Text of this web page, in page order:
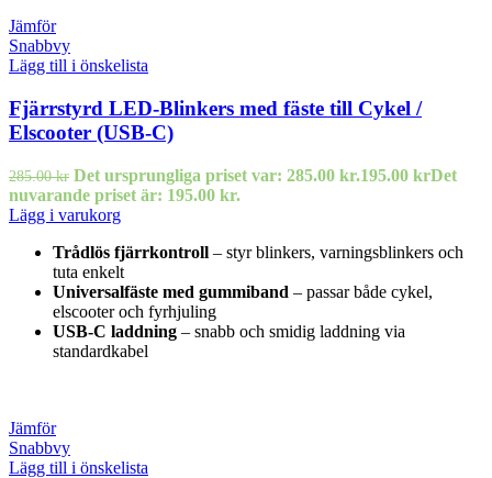
Jämför
Snabbvy
Lägg till i önskelista
Fjärrstyrd LED-Blinkers med fäste till Cykel /
Elscooter (USB-C)
285.00kr Det ursprungliga priset var: 285.00 kr.195.00 krDet
nuvarande priset är: 195.00 kr.
Lägg i varukorg
Trådlös fjärrkontroll – styr blinkers, varningsblinkers och
tuta enkelt
Universalfäste med gummiband – passar både cykel,
elscooter och fyrhjuling
USB-C laddning – snabb och smidig laddning via
standardkabel
Jämför
Snabbvy
Lägg till i önskelista